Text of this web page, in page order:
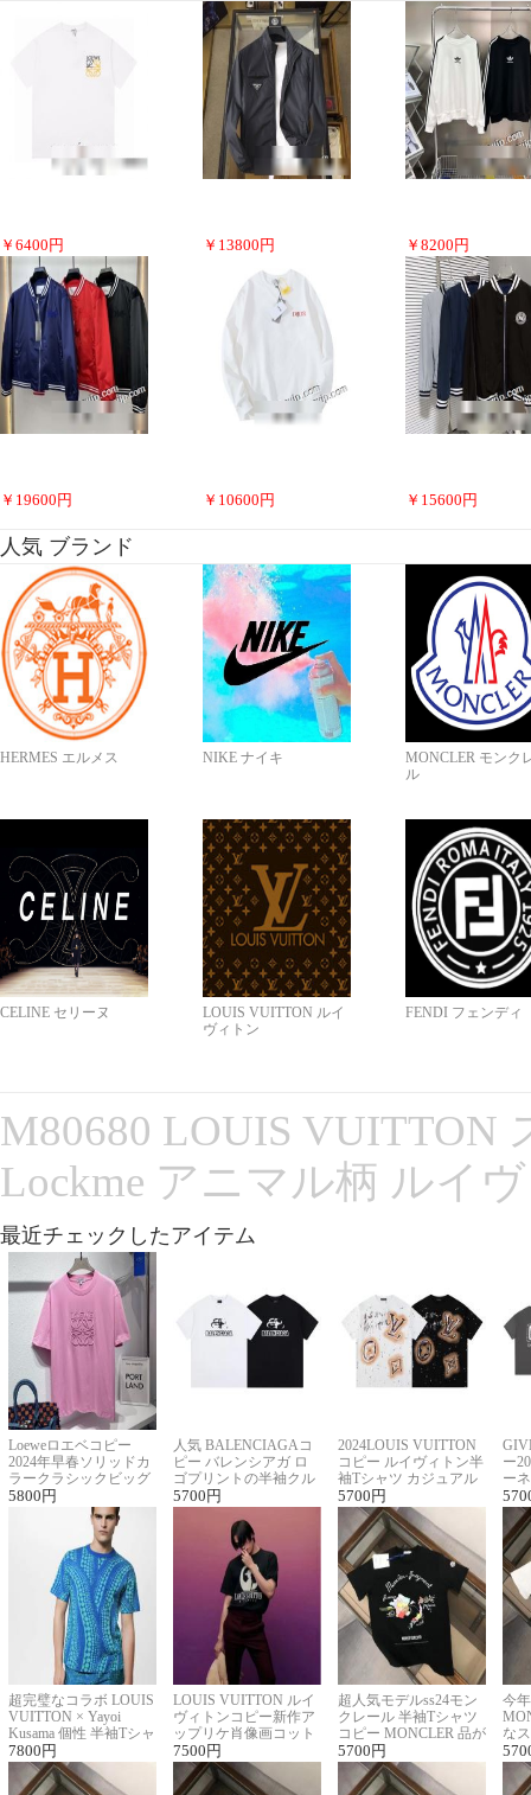
￥ 6400 円 ￥ 13800 円 ￥ 8200 円
￥ 19600 円 ￥ 10600 円 ￥ 15600 円
人気 ブランド
HERMES エルメス NIKE ナイキ
MONCLER モンク
ル
CELINE セリーヌ
LOUIS VUITTON ルイ
ヴィトン
FENDI フェンディ
M80680 LOUIS VUITTON
Lockme アニマル柄 ルイ
最近チェックしたアイテム
Loeweロエベコピー
2024年早春ソリッドカ
ラークラシックビッグ
ロゴ刺繍Tシャツ
5800 円
人気 BALENCIAGAコ
ピー バレンシアガ ロ
ゴプリントの半袖クル
ーネックTシャツ
5700 円
2024LOUIS VUITTON
コピー ルイヴィトン半
袖Tシャツ カジュアル
に馴染む 2色展開
5700 円
ー
ー
ー
超完璧なコラボ LOUIS
VUITTON × Yayoi
Kusama 個性 半袖Tシャ
ツコピー男女兼用
7800 円
LOUIS VUITTON ルイ
ヴィトンコピー新作ア
ップリケ肖像画コット
ンニット半袖Tシャツ
7500 円
超人気モデルss24モン
クレール 半袖Tシャツ
コピー MONCLER 品が
良く見た目
5700 円
今
な
ル